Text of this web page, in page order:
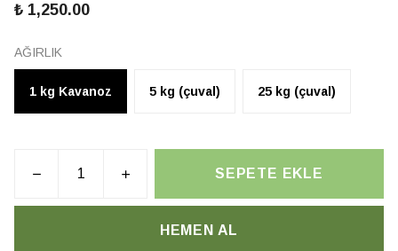
₺ 1,250.00
AĞIRLIK
1 kg Kavanoz 5 kg (çuval) 25 kg (çuval)
SEPETE EKLE
HEMEN AL